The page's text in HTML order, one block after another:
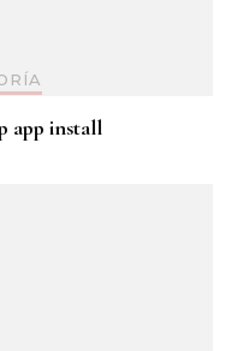
app install